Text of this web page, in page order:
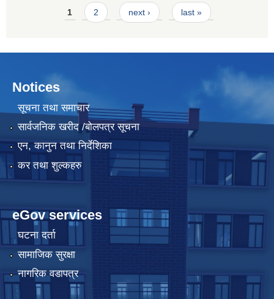
Pages1 2 next › last »
Notices
सूचना तथा समाचार
सार्वजनिक खरीद /बोलपत्र सूचना
एन, कानुन तथा निर्देशिका
कर तथा शुल्कहरु
eGov services
घटना दर्ता
सामाजिक सुरक्षा
नागरिक वडापत्र